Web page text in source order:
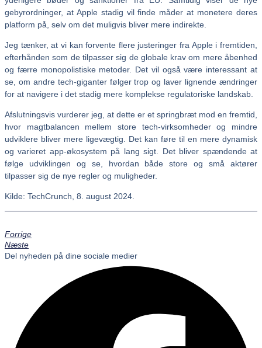
gebyrordninger, at Apple stadig vil finde måder at monetere deres
platform på, selv om det muligvis bliver mere indirekte.
Jeg tænker, at vi kan forvente flere justeringer fra Apple i fremtiden,
efterhånden som de tilpasser sig de globale krav om mere åbenhed
og færre monopolistiske metoder. Det vil også være interessant at
se, om andre tech-giganter følger trop og laver lignende ændringer
for at navigere i det stadig mere komplekse regulatoriske landskab.
Afslutningsvis vurderer jeg, at dette er et springbræt mod en fremtid,
hvor magtbalancen mellem store tech-virksomheder og mindre
udviklere bliver mere ligevægtig. Det kan føre til en mere dynamisk
og varieret app-økosystem på lang sigt. Det bliver spændende at
følge udviklingen og se, hvordan både store og små aktører
tilpasser sig de nye regler og muligheder.
Kilde: TechCrunch, 8. august 2024.
Forrige
Næste
Del nyheden på dine sociale medier